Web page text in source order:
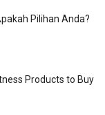
Pilihan Anda?
Products to Buy